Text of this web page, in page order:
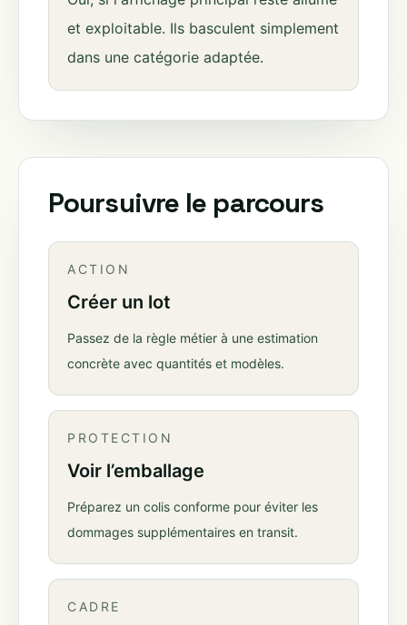
et exploitable. Ils basculent simplement
dans une catégorie adaptée.
Poursuivre le parcours
ACTION
Créer un lot
Passez de la règle métier à une estimation
concrète avec quantités et modèles.
PROTECTION
Voir l’emballage
Préparez un colis conforme pour éviter les
dommages supplémentaires en transit.
CADRE